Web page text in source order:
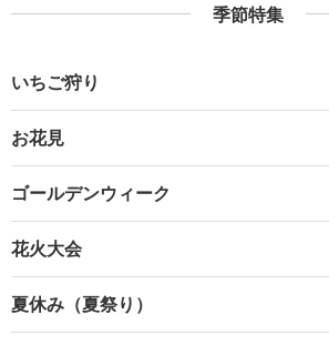
季節特集
いちご狩り
お花見
ゴールデンウィーク
花火大会
夏休み（夏祭り）